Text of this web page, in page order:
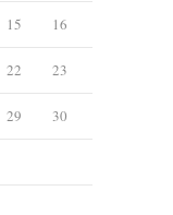
15 16
22 23
29 30